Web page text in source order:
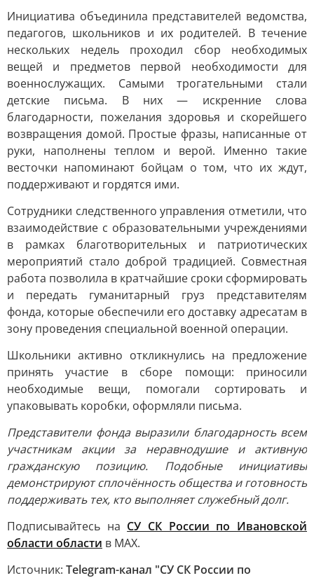
Инициатива объединила представителей ведомства,
педагогов, школьников и их родителей. В течение
нескольких недель проходил сбор необходимых
вещей и предметов первой необходимости для
военнослужащих. Самыми трогательными стали
детские письма. В них — искренние слова
благодарности, пожелания здоровья и скорейшего
возвращения домой. Простые фразы, написанные от
руки, наполнены теплом и верой. Именно такие
весточки напоминают бойцам о том, что их ждут,
поддерживают и гордятся ими.
Сотрудники следственного управления отметили, что
взаимодействие с образовательными учреждениями
в рамках благотворительных и патриотических
мероприятий стало доброй традицией. Совместная
работа позволила в кратчайшие сроки сформировать
и передать гуманитарный груз представителям
фонда, которые обеспечили его доставку адресатам в
зону проведения специальной военной операции.
Школьники активно откликнулись на предложение
принять участие в сборе помощи: приносили
необходимые вещи, помогали сортировать и
упаковывать коробки, оформляли письма.
Представители фонда выразили благодарность всем
участникам акции за неравнодушие и активную
гражданскую позицию. Подобные инициативы
демонстрируют сплочённость общества и готовность
поддерживать тех, кто выполняет служебный долг.
Подписывайтесь на СУ СК России по Ивановской
области области в МАХ.
Источник: Telegram-канал "СУ СК России по